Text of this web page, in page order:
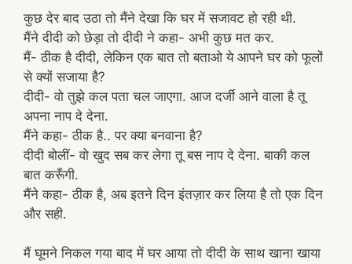
कुछ देर बाद उठा तो मैंने देखा कि घर में सजावट हो रही थी.
मैंने दीदी को छेड़ा तो दीदी ने कहा- अभी कुछ मत कर.
मैं- ठीक है दीदी, लेकिन एक बात तो बताओ ये आपने घर को फूलों
से क्यों सजाया है?
दीदी- वो तुझे कल पता चल जाएगा. आज दर्जी आने वाला है तू
अपना नाप दे देना.
मैंने कहा- ठीक है.. पर क्या बनवाना है?
दीदी बोलीं- वो खुद सब कर लेगा तू बस नाप दे देना. बाकी कल
बात करूँगी.
मैंने कहा- ठीक है, अब इतने दिन इंतज़ार कर लिया है तो एक दिन
और सही.
मैं घूमने निकल गया बाद में घर आया तो दीदी के साथ खाना खाया